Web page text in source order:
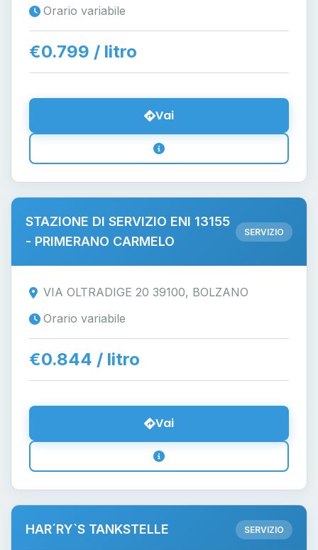
Orario variabile
€0.799 / litro
Vai
STAZIONE DI SERVIZIO ENI 13155
- PRIMERANO CARMELO
SERVIZIO
VIA OLTRADIGE 20 39100, BOLZANO
Orario variabile
€0.844 / litro
Vai
HAR´RY`S TANKSTELLE SERVIZIO